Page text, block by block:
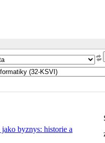
byznys: historie a